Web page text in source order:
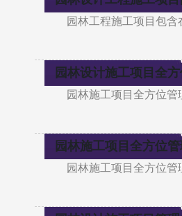
园林工程施工项目包
园林设计施工项目全
园林施工项目全方位
园林施工项目全方位
园林施工项目全方位